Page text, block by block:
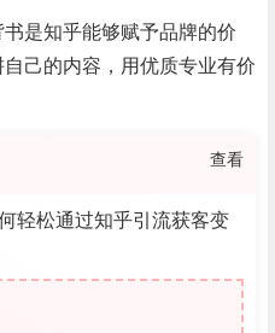
是知乎能够赋予品牌的价
己的内容，用优质专业有价
查看
轻松通过知乎引流获客变